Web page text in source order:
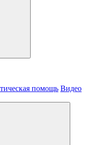
помощь Видео